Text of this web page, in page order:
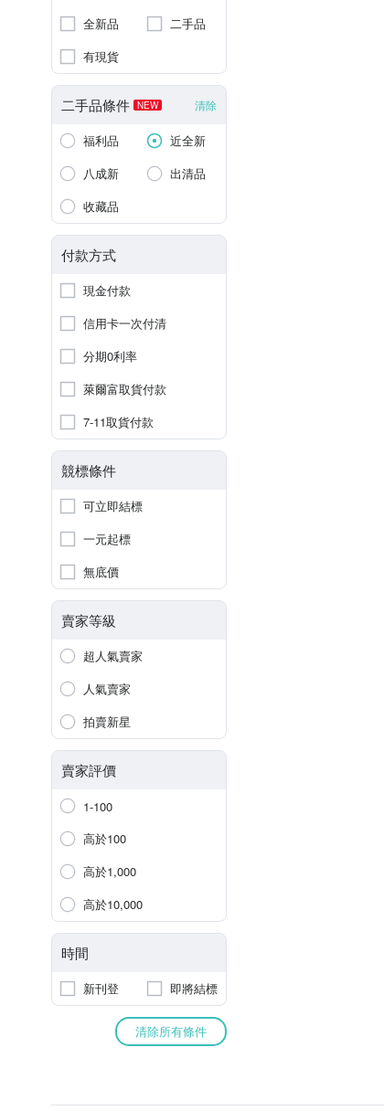
全新品
二手品
有現貨
二手品條件 NEW 清除
福利品
近全新
八成新
出清品
收藏品
付款方式
現金付款
信用卡一次付清
分期0利率
萊爾富取貨付款
7-11取貨付款
競標條件
可立即結標
一元起標
無底價
賣家等級
超人氣賣家
人氣賣家
拍賣新星
賣家評價
1-100
高於100
高於1,000
高於10,000
時間
新刊登 即將結標
清除所有條件